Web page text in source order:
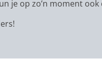
je op zo’n moment